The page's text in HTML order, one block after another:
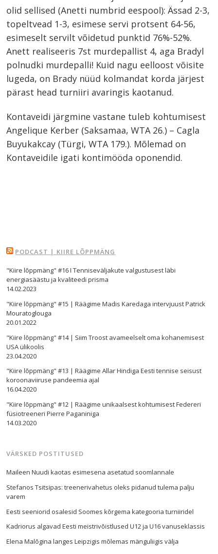
olid sellised (Anetti numbrid eespool): Ässad 2-3,
topeltvead 1-3, esimese servi protsent 64-56,
esimeselt servilt võidetud punktid 76%-52%.
Anett realiseeris 7st murdepallist 4, aga Bradyl
polnudki murdepalli! Kuid nagu eelloost võisite
lugeda, on Brady nüüd kolmandat korda järjest
pärast head turniiri avaringis kaotanud.
Kontaveidi järgmine vastane tuleb kohtumisest
Angelique Kerber (Saksamaa, WTA 26.) – Cagla
Buyukakcay (Türgi, WTA 179.). Mõlemad on
Kontaveidile igati kontimööda oponendid.
PODCAST | KIIRE LÕPPMÄNG
"Kiire lõppmäng" #16 I Tenniseväljakute valgustusest läbi
energiasäästu ja kvaliteedi prisma
14.02.2023
"Kiire lõppmäng" #15 | Räägime Madis Karedaga intervjuust Patrick
Mouratoglouga
20.01.2022
"Kiire lõppmäng" #14 | Siim Troost avameelselt oma kohanemisest
USA ülikoolis
23.04.2020
"Kiire lõppmäng" #13 | Räägime Allar Hindiga Eesti tennise seisust
koroonaviiruse pandeemia ajal
16.04.2020
"Kiire lõppmäng" #12 | Räägime unikaalsest kohtumisest Federeri
füsiotreeneri Pierre Paganiniga
14.03.2020
VÄRSKED POSTITUSED
Maileen Nuudi kaotas esimesena asetatud soomlannale
Stefanos Tsitsipas: treenerivahetus oleks pidanud tulema palju
varem
Eesti seeniorid osalesid Soomes kõrgema kategooria turniiridel
Kadriorus algavad Eesti meistrivõistlused U12 ja U16 vanuseklassis
Elena Malõgina langes Leipzigis mõlemas mänguliigis välja